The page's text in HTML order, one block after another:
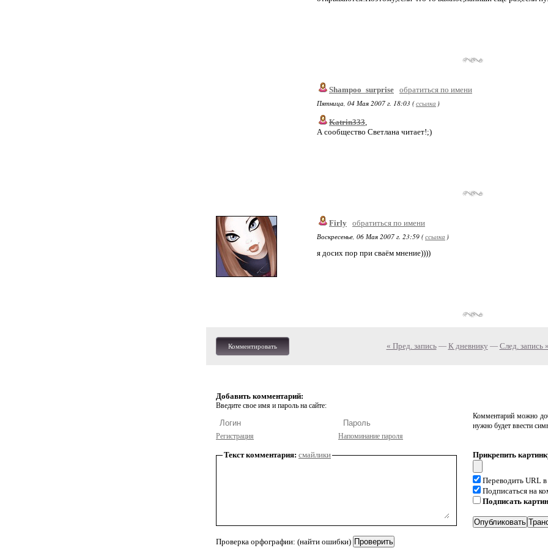
Shampoo_surprise обратиться по имени
Пятница, 04 Мая 2007 г. 18:03 (ссылка )
Katrin333,
А сообщество Светлана читает!;)
Firly обратиться по имени
Воскресенье, 06 Мая 2007 г. 23:59 (ссылка )
я досих пор при сваём мнение))))
Комментировать « Пред. запись— К дневнику — След. запись »
Добавить комментарий:
Введите свое имя и пароль на сайте:
Регистрация Напоминание пароля
Комментарий можно
нужно будет ввести
Текст комментария: смайлики
Проверка орфографии: (найти ошибки)
Прикрепить
Переводить URL
Подписаться на
Подписать